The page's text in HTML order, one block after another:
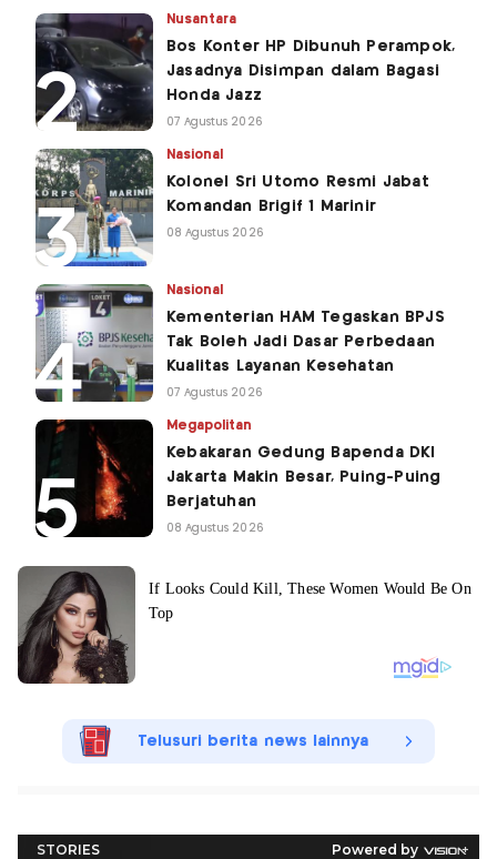
Nusantara
Bos Konter HP Dibunuh Perampok,
Jasadnya Disimpan dalam Bagasi
Honda Jazz
07 Agustus 2026
Nasional
Kolonel Sri Utomo Resmi Jabat
Komandan Brigif 1 Marinir
08 Agustus 2026
Nasional
Kementerian HAM Tegaskan BPJS
Tak Boleh Jadi Dasar Perbedaan
Kualitas Layanan Kesehatan
07 Agustus 2026
Megapolitan
Kebakaran Gedung Bapenda DKI
Jakarta Makin Besar, Puing-Puing
Berjatuhan
08 Agustus 2026
Telusuri berita news lainnya